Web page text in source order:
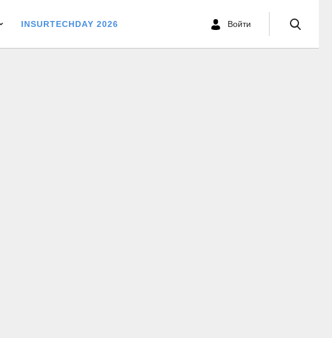
INSURTECHDAY 2026 Войти